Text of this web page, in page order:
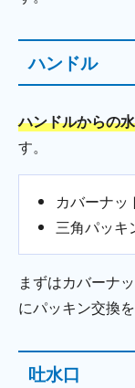
ハンドル
ハンドルからの
す。
カバーナッ
三角パッキ
まずはカバーナ
にパッキン交換
吐水口